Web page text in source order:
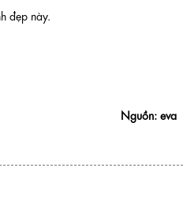
đẹp này.
Nguồn: eva